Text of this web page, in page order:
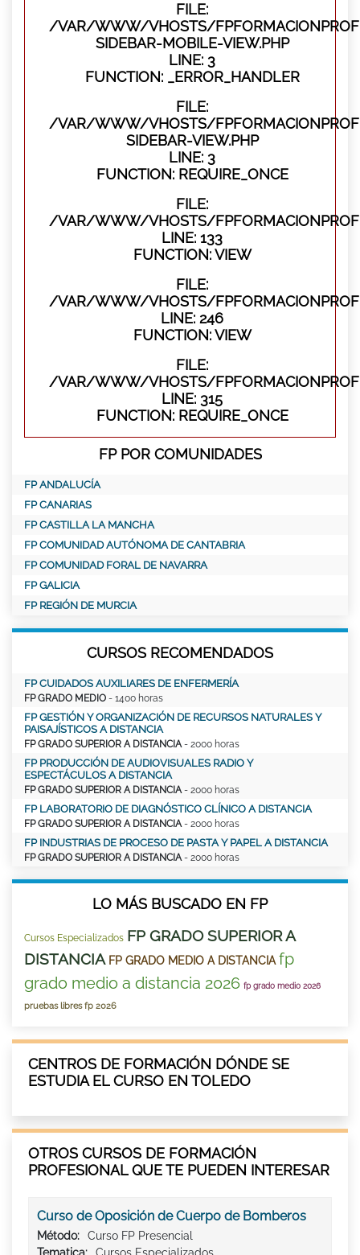
FILE:
/VAR/WWW/VHOSTS/
SIDEBAR-MOBILE-VIEW.PHP
LINE: 3
FUNCTION: _ERROR_HANDLER
FILE:
/VAR/WWW/VHOSTS/
SIDEBAR-VIEW.PHP
LINE: 3
FUNCTION: REQUIRE_ONCE
FILE:
/VAR/WWW/VHOSTS/
LINE: 133
FUNCTION: VIEW
FILE:
/VAR/WWW/VHOSTS/
LINE: 246
FUNCTION: VIEW
FILE:
/VAR/WWW/VHOSTS/
LINE: 315
FUNCTION: REQUIRE_ONCE
FP POR COMUNIDADES
FP ANDALUCÍA
FP CANARIAS
FP CASTILLA LA MANCHA
FP COMUNIDAD AUTÓNOMA DE CANTABRIA
FP COMUNIDAD FORAL DE NAVARRA
FP GALICIA
FP REGIÓN DE MURCIA
CURSOS RECOMENDADOS
FP CUIDADOS AUXILIARES DE ENFERMERÍA
FP GRADO MEDIO - 1400 horas
FP GESTIÓN Y ORGANIZACIÓN DE RECURSOS NATURALES Y
PAISAJÍSTICOS A DISTANCIA
FP GRADO SUPERIOR A DISTANCIA- 2000 horas
FP PRODUCCIÓN DE AUDIOVISUALES RADIO Y
ESPECTÁCULOS A DISTANCIA
FP GRADO SUPERIOR A DISTANCIA- 2000 horas
FP LABORATORIO DE DIAGNÓSTICO CLÍNICO A DISTANCIA
FP GRADO SUPERIOR A DISTANCIA- 2000 horas
FP INDUSTRIAS DE PROCESO DE PASTA Y PAPEL A DISTANCIA
FP GRADO SUPERIOR A DISTANCIA- 2000 horas
LO MÁS BUSCADO EN FP
Cursos Especializados FP GRADO SUPERIOR A
DISTANCIA FP GRADO MEDIO A DISTANCIA fp
grado medio a distancia 2026 fp grado medio 2026
pruebas libres fp 2026
CENTROS DE FORMACIÓN DÓNDE SE
ESTUDIA EL CURSO EN TOLEDO
OTROS CURSOS DE FORMACIÓN
PROFESIONAL QUE TE PUEDEN INTERESAR
Curso de Oposición de Cuerpo de Bomberos
Método:
Curso FP Presencial